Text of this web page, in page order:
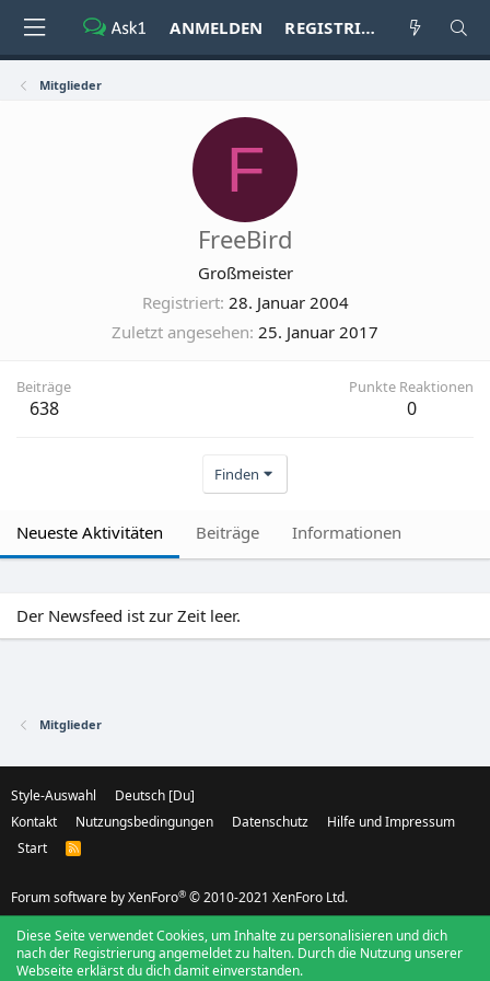
ANMELDEN REGISTRIEREN
Mitglieder
F
FreeBird
Großmeister
Registriert 28. Januar 2004
Zuletzt angesehen 25. Januar 2017
Beiträge
638
Punkte Reaktionen
0
Finden
Neueste Aktivitäten Beiträge Informationen
Der Newsfeed ist zur Zeit leer.
Mitglieder
Style-Auswahl
Deutsch [Du]
Kontakt
Nutzungsbedingungen Datenschutz
Hilfe und Impressum
Start
R
S
Forum software by XenForo® © 2010-2021 XenForo Ltd.
Diese Seite verwendet Cookies, um Inhalte zu personalisieren und dich
nach der Registrierung angemeldet zu halten. Durch die Nutzung unserer
Webseite erklärst du dich damit einverstanden.